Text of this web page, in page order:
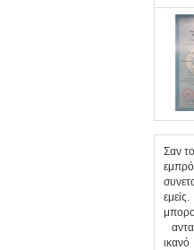
Σαν